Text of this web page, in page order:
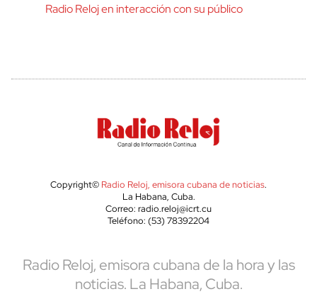
Radio Reloj en interacción con su público
Copyright© Radio Reloj, emisora cubana de noticias.
La Habana, Cuba.
Correo: radio.reloj@icrt.cu
Teléfono: (53) 78392204
Radio Reloj, emisora cubana de la hora y las
noticias. La Habana, Cuba.